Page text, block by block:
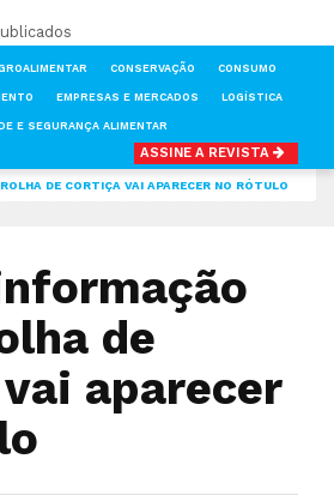
CONSERVAÇÃO CONSUMO
EMPRESAS E MERCADOS LOGÍSTICA
E SEGURANÇA ALIMENTAR
ASSINE A REVISTA
DE CORTIÇA VAI APARECER NO RÓTULO
de
aparecer